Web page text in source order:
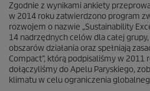
Zgodnie z wynikami ankiety
w 2014 roku zatwierdzono program
rozwojem o nazwie „Sustainability
14 nadrzędnych celów dla całej
obszarów działania oraz spełniają
Compact”, którą podpisaliśmy w 2011
dołączyliśmy do Apelu Paryskiego,
klimatu w celu ograniczenia